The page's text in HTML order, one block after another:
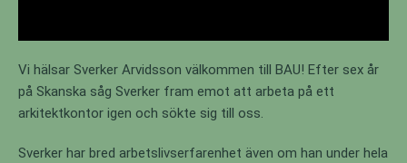
Vi hälsar Sverker Arvidsson välkommen till BAU! Efter sex år
på Skanska såg Sverker fram emot att arbeta på ett
arkitektkontor igen och sökte sig till oss.
Sverker har bred arbetslivserfarenhet även om han under hela